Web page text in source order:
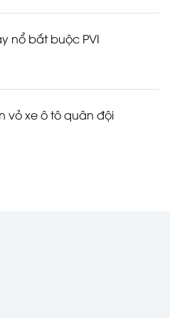
nổ bắt buộc PVI
vỏ xe ô tô quân đội